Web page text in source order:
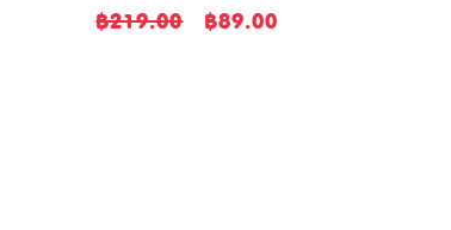
฿219.00 ฿89.00